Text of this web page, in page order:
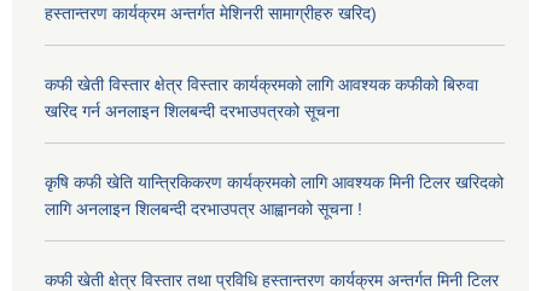
हस्तान्तरण कार्यक्रम अन्तर्गत मेशिनरी सामाग्रीहरु खरिद)
कफी खेती विस्तार क्षेत्र विस्तार कार्यक्रमको लागि आवश्यक कफीको बिरुवा
खरिद गर्न अनलाइन शिलबन्दी दरभाउपत्रको सूचना
कृषि कफी खेति यान्त्रिकिकरण कार्यक्रमको लागि आवश्यक मिनी टिलर खरिदको
लागि अनलाइन शिलबन्दी दरभाउपत्र आह्वानको सूचना !
कफी खेती क्षेत्र विस्तार तथा प्रविधि हस्तान्तरण कार्यक्रम अन्तर्गत मिनी टिलर